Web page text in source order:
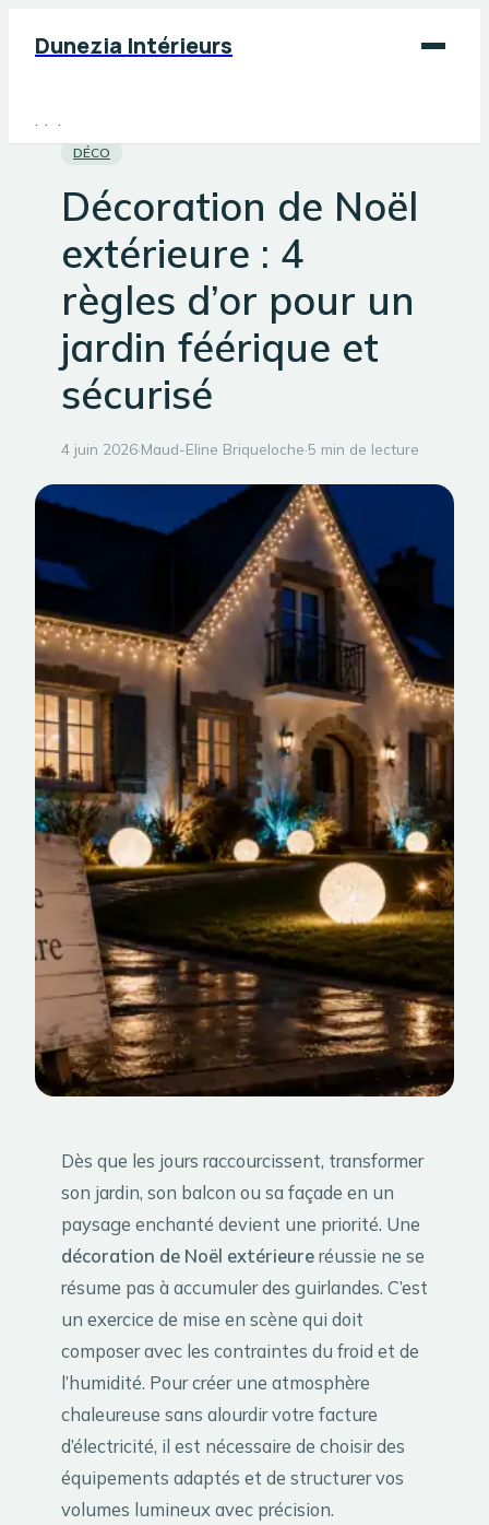
Dunezia Intérieurs
Maison
Jardinage
Bricolage
DÉCO
Décoration de Noël
extérieure : 4
règles d’or pour un
jardin féérique et
sécurisé
4 juin 2026·Maud-Eline Briqueloche·5 min de lecture
Dès que les jours raccourcissent, transformer
son jardin, son balcon ou sa façade en un
paysage enchanté devient une priorité. Une
décoration de Noël extérieureréussie ne se
résume pas à accumuler des guirlandes. C’est
un exercice de mise en scène qui doit
composer avec les contraintes du froid et de
l’humidité. Pour créer une atmosphère
chaleureuse sans alourdir votre facture
d’électricité, il est nécessaire de choisir des
équipements adaptés et de structurer vos
volumes lumineux avec précision.